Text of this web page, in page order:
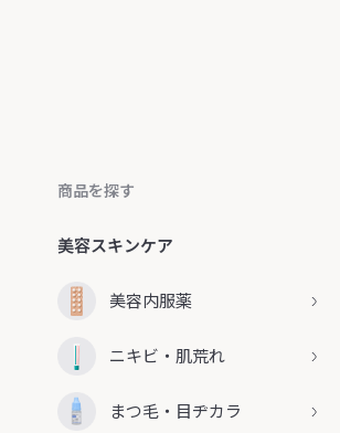
商品を探す
美容スキンケア
美容内服薬
ニキビ・肌荒れ
まつ毛・目ヂカラ